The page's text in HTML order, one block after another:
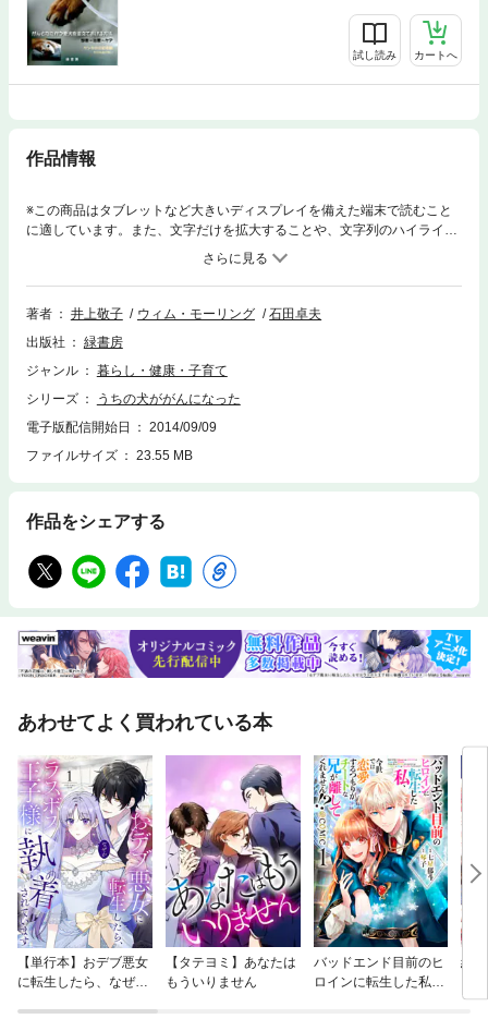
試し読み カートへ
作品情報
※この商品はタブレットなど大きいディスプレイを備えた端末で読むこと
に適しています。また、文字だけを拡大することや、文字列のハイライ
ト、検索、辞書の参照、引用などの機能が使用できません。愛犬ケンタを
がんで亡くした著者の実体験を綴った、愛犬の「がん」と向き合うための
実用書！飼い主さんの視点で書かれた本書は、愛犬ががんになってしまっ
た飼い主さんはもちろん、飼い主さんの意向や気持ちに配慮した治療を行
のうち、毎年あらたに全頭の10％、120万頭以上ががんを発症し、特に10
歳を過ぎた老犬の50％は、がんで死んでしまいます。実は犬にとって、が
在住の元ジャーナリスト。愛犬のゴールデン・レトリバー、ケンタをがん
で亡くした彼は、ケンタの担当獣医師だった井上敬子先生にも協力しても
らい、自分の経験をまとめて、がんになった犬のケアについて一冊の本に
まとめました。本書は、愛犬ががんになってしまった飼い主さんのための
著者独自の視点に基づき、わかりやすくアドバイスしています。
著者 井上敬子 ウィム・モーリング
石田卓夫
出版社
緑書房
ジャンル
暮らし・健康・子育て
シリーズ
うちの犬ががんになった
電子版配信開始日
2014/09/09
ファイルサイズ
23.55 MB
作品をシェアする
あわせてよく買われている本
【単行本】おデブ悪女
に転生したら、なぜか
【タテヨミ】あなたは
もういりません
バッドエンド目前のヒ
ロインに転生した私、
結